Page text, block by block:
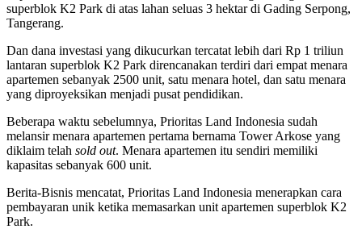
superblok K2 Park di atas lahan seluas 3 hektar di Gading Serpong,
Tangerang.
Dan dana investasi yang dikucurkan tercatat lebih dari Rp 1 triliun
lantaran superblok K2 Park direncanakan terdiri dari empat menara
apartemen sebanyak 2500 unit, satu menara hotel, dan satu menara
yang diproyeksikan menjadi pusat pendidikan.
Beberapa waktu sebelumnya, Prioritas Land Indonesia sudah
melansir menara apartemen pertama bernama Tower Arkose yang
diklaim telah sold out. Menara apartemen itu sendiri memiliki
kapasitas sebanyak 600 unit.
Berita-Bisnis mencatat, Prioritas Land Indonesia menerapkan cara
pembayaran unik ketika memasarkan unit apartemen superblok K2
Park.